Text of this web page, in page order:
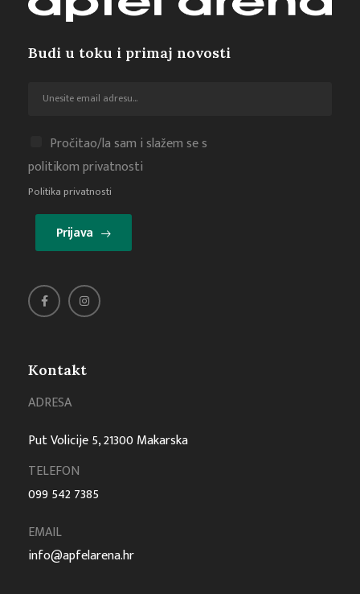
Kontakt
ADRESA
Put Volicije 5, 21300 Makarska
TELEFON
099 542 7385
EMAIL
info@apfelarena.hr
Budi u toku i primaj novosti
Pročitao/la sam i slažem se s
politikom privatnosti
Politika privatnosti
Prijava